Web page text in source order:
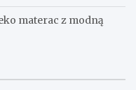
materac z modną